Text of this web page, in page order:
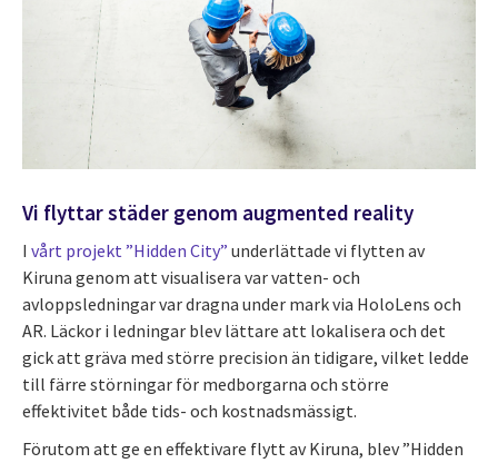
Vi flyttar städer genom augmented reality
I vårt projekt ”Hidden City” underlättade vi flytten av
Kiruna genom att visualisera var vatten- och
avloppsledningar var dragna under mark via HoloLens och
AR. Läckor i ledningar blev lättare att lokalisera och det
gick att gräva med större precision än tidigare, vilket ledde
till färre störningar för medborgarna och större
effektivitet både tids- och kostnadsmässigt.
Förutom att ge en effektivare flytt av Kiruna, blev ”Hidden